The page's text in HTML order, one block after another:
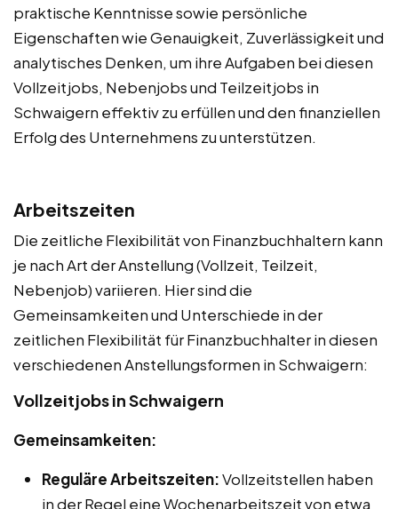
praktische Kenntnisse sowie persönliche
Eigenschaften wie Genauigkeit, Zuverlässigkeit und
analytisches Denken, um ihre Aufgaben bei diesen
Vollzeitjobs, Nebenjobs und Teilzeitjobs in
Schwaigern effektiv zu erfüllen und den finanziellen
Erfolg des Unternehmens zu unterstützen.
Arbeitszeiten
Die zeitliche Flexibilität von Finanzbuchhaltern kann
je nach Art der Anstellung (Vollzeit, Teilzeit,
Nebenjob) variieren. Hier sind die
Gemeinsamkeiten und Unterschiede in der
zeitlichen Flexibilität für Finanzbuchhalter in diesen
verschiedenen Anstellungsformen in Schwaigern:
Vollzeitjobs in Schwaigern
Gemeinsamkeiten:
Reguläre Arbeitszeiten:Vollzeitstellen haben
in der Regel eine Wochenarbeitszeit von etwa